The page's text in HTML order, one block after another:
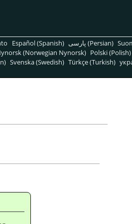
Español (Spanish) پارسی (Persian)
(Norwegian Nynorsk) Polski (Polish)
Svenska (Swedish) Türkçe (Turkish)